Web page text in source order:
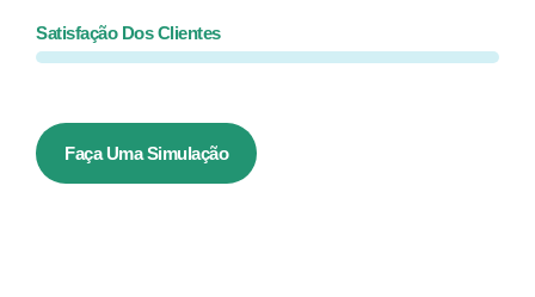
Satisfação Dos Clientes
Faça Uma Simulação